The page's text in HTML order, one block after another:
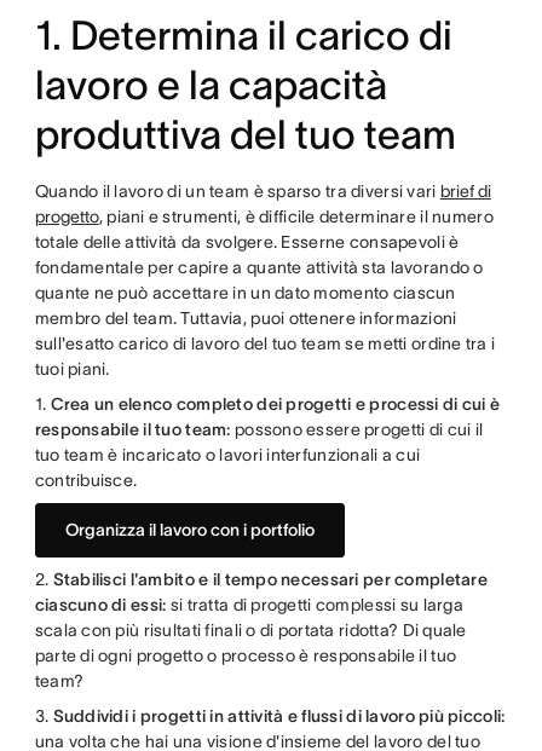
1. Determina il carico di
lavoro e la capacità
produttiva del tuo team
Quando il lavoro di un team è sparso tra diversi vari brief di
progetto, piani e strumenti, è difficile determinare il numero
totale delle attività da svolgere. Esserne consapevoli è
fondamentale per capire a quante attività sta lavorando o
quante ne può accettare in un dato momento ciascun
membro del team. Tuttavia, puoi ottenere informazioni
sull'esatto carico di lavoro del tuo team se metti ordine tra i
tuoi piani.
1. Crea un elenco completo dei progetti e processi di cui è
responsabile il tuo team: possono essere progetti di cui il
tuo team è incaricato o lavori interfunzionali a cui
contribuisce.
Organizza il lavoro con i portfolio
2. Stabilisci l'ambito e il tempo necessari per completare
ciascuno di essi: si tratta di progetti complessi su larga
scala con più risultati finali o di portata ridotta? Di quale
parte di ogni progetto o processo è responsabile il tuo
team?
3. Suddividi i progetti in attività e flussi di lavoro più piccoli:
una volta che hai una visione d'insieme del lavoro del tuo